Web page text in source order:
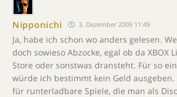
Nipponichi 3. Dezember 2009 11:49
Ja, habe ich schon wo anders gelesen.
doch sowieso Abzocke, egal ob da XBOX
Store oder sonstwas dransteht. Für so
würde ich bestimmt kein Geld
für runterladbare Spiele, die man als